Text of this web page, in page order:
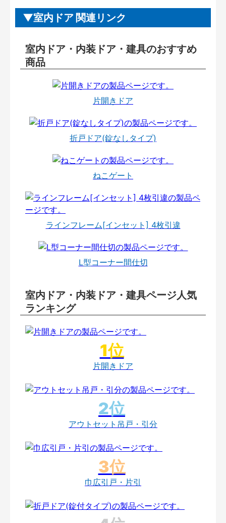
室内ドア 関連リンク
室内ドア・内装ドア・建具のおすすめ
商品
片開きドア
折戸ドア(錠なしタイプ)
ねこゲート
ラインフレーム[インセット] 4枚引違
L型コーナー間仕切
室内ドア・内装ドア・建具ページ人気
ランキング
片開きドア
アウトセット吊戸・引分
巾広引戸・片引